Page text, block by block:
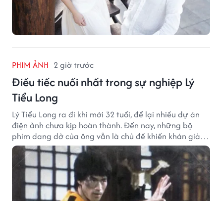
PHIM ẢNH 2 giờ trước
Điều tiếc nuối nhất trong sự nghiệp Lý
Tiểu Long
Lý Tiểu Long ra đi khi mới 32 tuổi, để lại nhiều dự án
điện ảnh chưa kịp hoàn thành. Đến nay, những bộ
phim dang dở của ông vẫn là chủ đề khiến khán giả
tiếc nuối.